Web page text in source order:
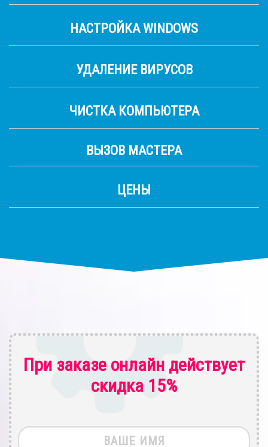
НАСТРОЙКА WINDOWS
УДАЛЕНИЕ ВИРУСОВ
ЧИСТКА КОМПЬЮТЕРА
ВЫЗОВ МАСТЕРА
ЦЕНЫ
При заказе онлайн действует
скидка 15%